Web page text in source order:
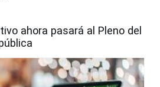
ahora pasará al Pleno del